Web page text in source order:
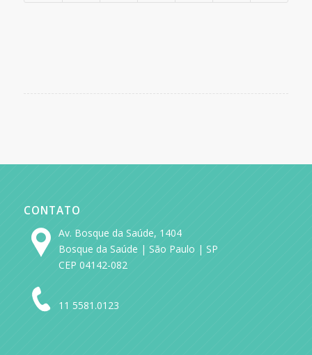
CONTATO
Av. Bosque da Saúde, 1404
Bosque da Saúde | São Paulo | SP
CEP 04142-082
11 5581.0123